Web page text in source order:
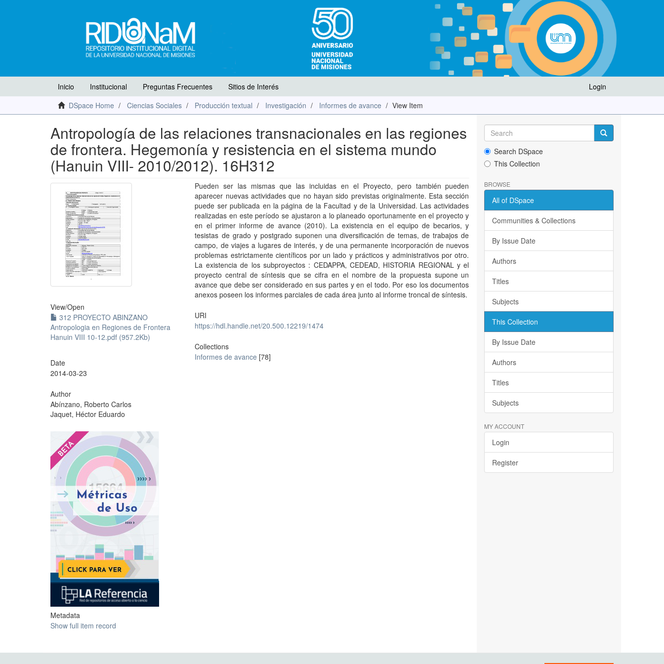
Login
Inicio Institucional Preguntas Frecuentes
Sitios de Interés
DSpace Home
Ciencias Sociales Producción textual Investigación Informes de avance View Item
Antropología de las relaciones transnacionales en las regiones
de frontera. Hegemonía y resistencia en el sistema mundo
(Hanuin VIII- 2010/2012). 16H312
View/Open
312 PROYECTO ABINZANO
Antropologia en Regiones de Frontera
Hanuin VIII 10-12.pdf (957.2Kb)
Date
2014-03-23
Author
Abínzano, Roberto Carlos
Jaquet, Héctor Eduardo
?
Metadata
Show full item record
Pueden ser las mismas que las incluidas en el Proyecto, pero también pueden
aparecer nuevas actividades que no hayan sido previstas originalmente. Esta sección
puede ser publicada en la página de la Facultad y de la Universidad. Las actividades
realizadas en este período se ajustaron a lo planeado oportunamente en el proyecto y
en el primer informe de avance (2010). La existencia en el equipo de becarios, y
tesistas de grado y postgrado suponen una diversificación de temas, de trabajos de
campo, de viajes a lugares de interés, y de una permanente incorporación de nuevos
problemas estrictamente científicos por un lado y prácticos y administrativos por otro.
La existencia de los subproyectos : CEDAPPA, CEDEAD, HISTORIA REGIONAL y el
proyecto central de síntesis que se cifra en el nombre de la propuesta supone un
avance que debe ser considerado en sus partes y en el todo. Por eso los documentos
anexos poseen los informes parciales de cada área junto al informe troncal de síntesis.
URI
https://hdl.handle.net/20.500.12219/1474
Collections
Informes de avance [78]
Search DSpace
This Collection
BROWSE
All of DSpace
Communities & Collections
By Issue Date
Authors
Titles
Subjects
This Collection
By Issue Date
Authors
Titles
Subjects
MY ACCOUNT
Login
Register